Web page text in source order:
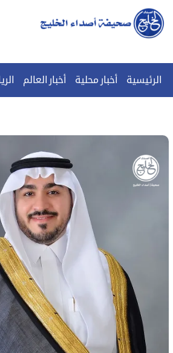
الرئيسية أخبار محلية أخبار العالم